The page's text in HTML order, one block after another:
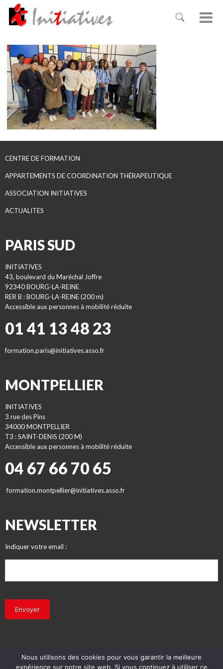
CENTRE DE FORMATION
APPARTEMENTS DE COORDINATION THÉRAPEUTIQUE
ASSOCIATION INITIATIVES
ACTUALITES
PARIS SUD
INITIATIVES
43, boulevard du Maréchal Joffre
92340 BOURG-LA-REINE
RER B : BOURG-LA-REINE (200 m)
Accessible aux personnes à mobilité réduite
01 41 13 48 23
formation.paris@initiatives.asso.fr
MONTPELLIER
INITIATIVES
3 rue des Pins
34000 MONTPELLIER
T3 : SAINT-DENIS (200 M)
Accessible aux personnes à mobilité réduite
04 67 66 70 65
formation.montpellier@initiatives.asso.fr
NEWSLETTER
Indiquer votre email :
Envoyer
Nous utilisons des cookies pour vous garantir la meilleure
expérience sur notre site web. Si vous continuez à utiliser ce